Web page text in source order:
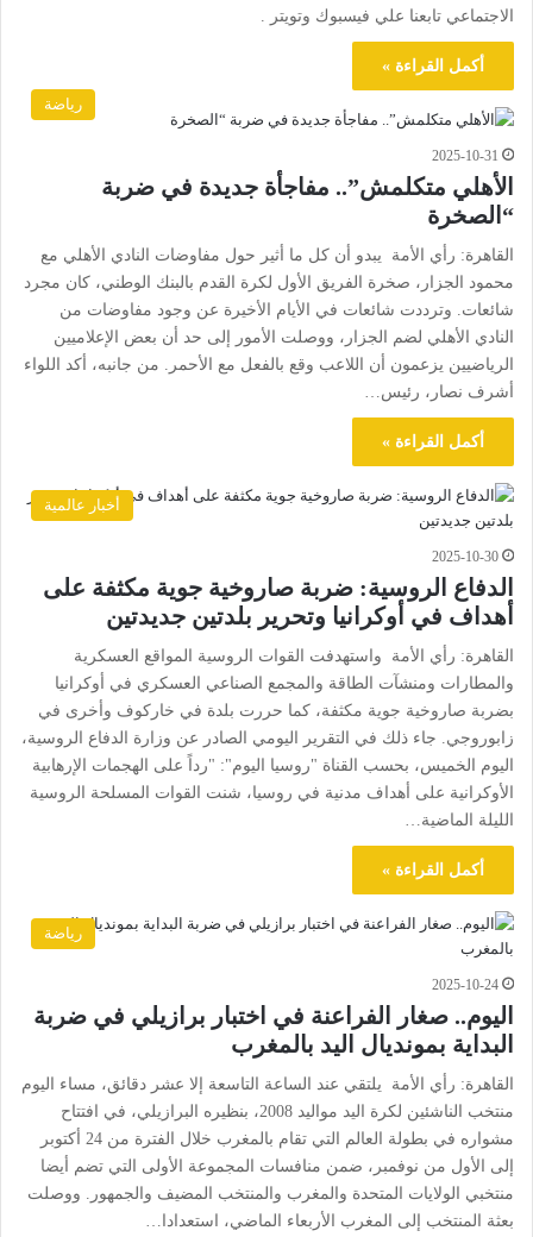
الاجتماعي تابعنا علي فيسبوك وتويتر .
أكمل القراءة »
رياضة
2025-10-31
الأهلي متكلمش”.. مفاجأة جديدة في ضربة
“الصخرة
القاهرة: رأي الأمة يبدو أن كل ما أثير حول مفاوضات النادي الأهلي مع
محمود الجزار، صخرة الفريق الأول لكرة القدم بالبنك الوطني، كان مجرد
شائعات. وترددت شائعات في الأيام الأخيرة عن وجود مفاوضات من
النادي الأهلي لضم الجزار، ووصلت الأمور إلى حد أن بعض الإعلاميين
الرياضيين يزعمون أن اللاعب وقع بالفعل مع الأحمر. من جانبه، أكد اللواء
أشرف نصار، رئيس…
أكمل القراءة »
أخبار عالمية
2025-10-30
الدفاع الروسية: ضربة صاروخية جوية مكثفة على
أهداف في أوكرانيا وتحرير بلدتين جديدتين
القاهرة: رأي الأمة واستهدفت القوات الروسية المواقع العسكرية
والمطارات ومنشآت الطاقة والمجمع الصناعي العسكري في أوكرانيا
بضربة صاروخية جوية مكثفة، كما حررت بلدة في خاركوف وأخرى في
زابوروجي. جاء ذلك في التقرير اليومي الصادر عن وزارة الدفاع الروسية،
اليوم الخميس، بحسب القناة "روسيا اليوم": "رداً على الهجمات الإرهابية
الأوكرانية على أهداف مدنية في روسيا، شنت القوات المسلحة الروسية
الليلة الماضية…
أكمل القراءة »
رياضة
2025-10-24
اليوم.. صغار الفراعنة في اختبار برازيلي في ضربة
البداية بمونديال اليد بالمغرب
القاهرة: رأي الأمة يلتقي عند الساعة التاسعة إلا عشر دقائق، مساء اليوم
منتخب الناشئين لكرة اليد مواليد 2008، بنظيره البرازيلي، في افتتاح
مشواره في بطولة العالم التي تقام بالمغرب خلال الفترة من 24 أكتوبر
إلى الأول من نوفمبر، ضمن منافسات المجموعة الأولى التي تضم أيضا
منتخبي الولايات المتحدة والمغرب والمنتخب المضيف والجمهور. ووصلت
بعثة المنتخب إلى المغرب الأربعاء الماضي، استعدادا…